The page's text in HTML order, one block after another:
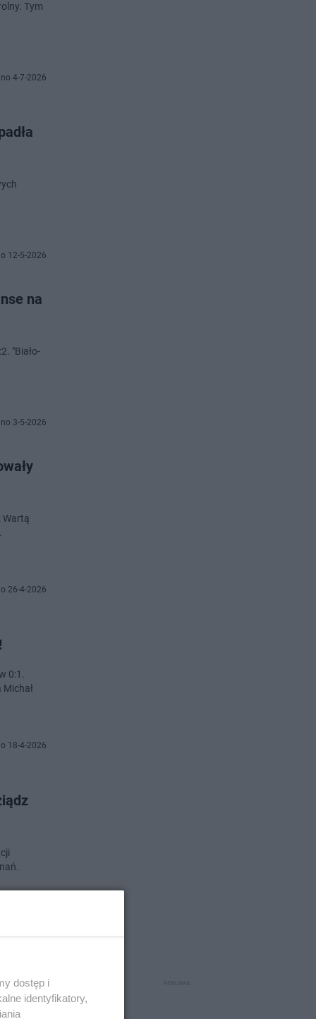
Tym
4-7-2026
12-5-2026
na
"Biało-
3-5-2026
Wartą
26-4-2026
0:1.
18-4-2026
dostęp i
identyfikatory,